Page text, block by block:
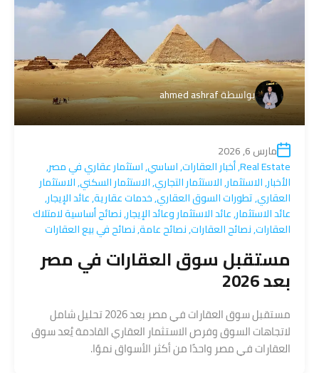
بواسطةahmed ashraf
مارس 6, 2026
Real Estate
,أخبار العقارات,اساسي,استثمار عقاري في مصر,
الأخبار,الاستثمار,الاستثمار التجاري,الاستثمار السكني,الاستثمار
العقاري,تطورات السوق العقاري,خدمات عقارية,عائد الإيجار,
عائد الاستثمار,عائد الاستثمار وعائد الإيجار,نصائح أساسية لامتلاك
العقارات,نصائح العقارات,نصائح عامة,نصائح في بيع العقارات
مستقبل سوق العقارات في مصر
بعد 2026
مستقبل سوق العقارات في مصر بعد 2026 تحليل شامل
لاتجاهات السوق وفرص الاستثمار العقاري القادمة يُعد سوق
العقارات في مصر واحدًا من أكثر الأسواق نموًا.